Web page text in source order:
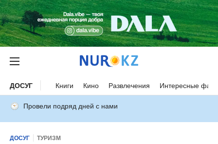
ДОСУГ Книги Кино Развлечения Интересные
Провели подряд дней с нами
ДОСУГ ТУРИЗМ